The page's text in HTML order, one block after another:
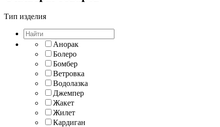
Тип изделия
Анорак
Болеро
Бомбер
Ветровка
Водолазка
Джемпер
Жакет
Жилет
Кардиган